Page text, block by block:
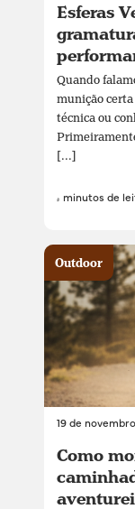
Esferas
Quando
munição
técnica ou
[...]
4 minutos de
19 de
Como
Outdoor